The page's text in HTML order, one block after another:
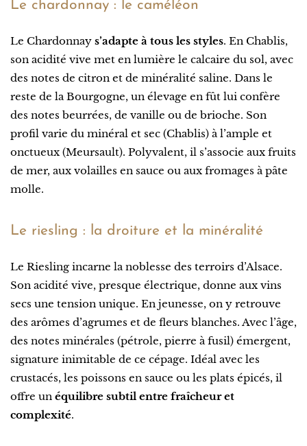
Le chardonnay : le caméléon
Le Chardonnay s’adapte à tous les styles. En Chablis,
son acidité vive met en lumière le calcaire du sol, avec
des notes de citron et de minéralité saline. Dans le
reste de la Bourgogne, un élevage en fût lui confère
des notes beurrées, de vanille ou de brioche. Son
profil varie du minéral et sec (Chablis) à l’ample et
onctueux (Meursault). Polyvalent, il s’associe aux fruits
de mer, aux volailles en sauce ou aux fromages à pâte
molle.
Le riesling : la droiture et la minéralité
Le Riesling incarne la noblesse des terroirs d’Alsace.
Son acidité vive, presque électrique, donne aux vins
secs une tension unique. En jeunesse, on y retrouve
des arômes d’agrumes et de fleurs blanches. Avec l’âge,
des notes minérales (pétrole, pierre à fusil) émergent,
signature inimitable de ce cépage. Idéal avec les
crustacés, les poissons en sauce ou les plats épicés, il
offre un équilibre subtil entre fraîcheur et
complexité.